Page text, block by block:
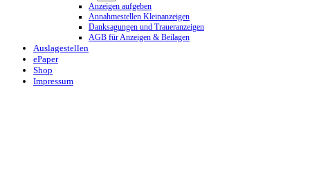
Anzeigen aufgeben
Annahmestellen Kleinanzeigen
Danksagungen und Traueranzeigen
AGB für Anzeigen & Beilagen
Auslagestellen
ePaper
Shop
Impressum